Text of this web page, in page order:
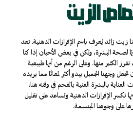
الزيت
زيت زائد يُعرف باسم الإفرازات الدهنية. تعد
لصحة البشرة، ولكن في بعض الأحيان إذا كنا
الكثير منها. وعلى الرغم من أنها طبيعية
تجعل وجهنا الجميل يبدو أكثر لمعانًا مما يريده
بالبشرة الغنية بالفحم في وقته هنا،
تكسر الإفرازات الدهنية وتساعد على تقليل
على وجوهنا المبتسمة.